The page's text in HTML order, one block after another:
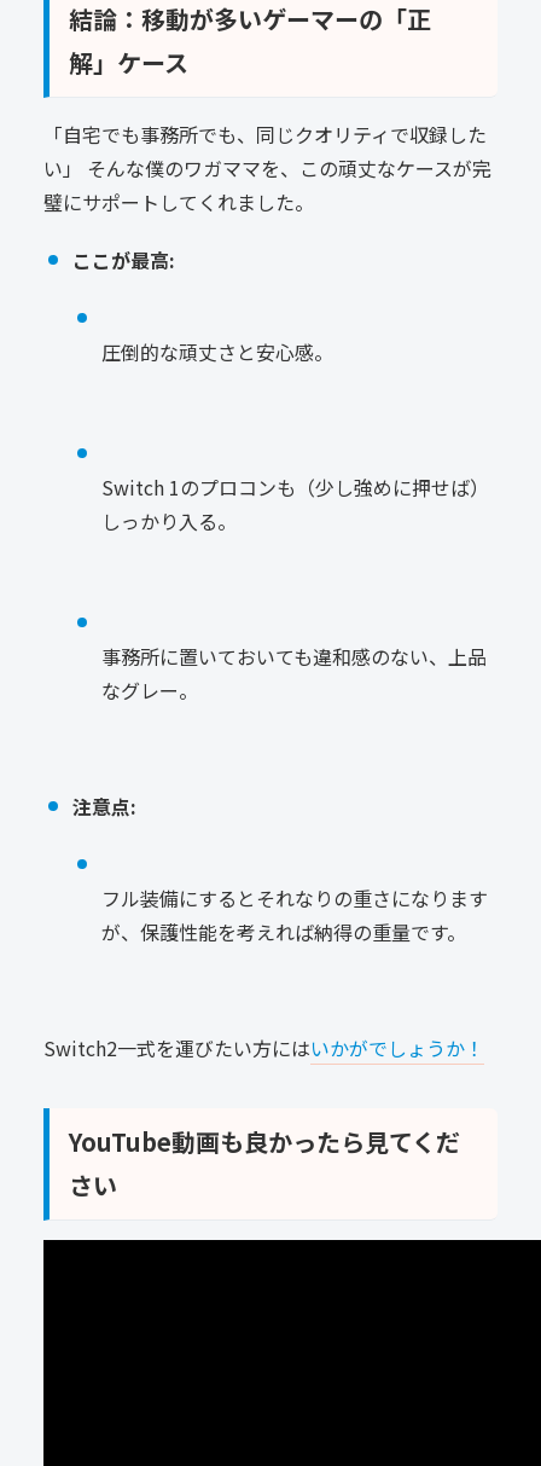
結論：移動が多いゲーマーの「正
解」ケース
「自宅でも事務所でも、同じクオリティで収録した
い」 そんな僕のワガママを、この頑丈なケースが完
璧にサポートしてくれました。
ここが最高:
圧倒的な頑丈さと安心感。
Switch 1のプロコンも（少し強めに押せば）
しっかり入る。
事務所に置いておいても違和感のない、上品
なグレー。
注意点:
フル装備にするとそれなりの重さになります
が、保護性能を考えれば納得の重量です。
Switch2一式を運びたい方にはいかがでしょうか！
YouTube動画も良かったら見てくだ
さい